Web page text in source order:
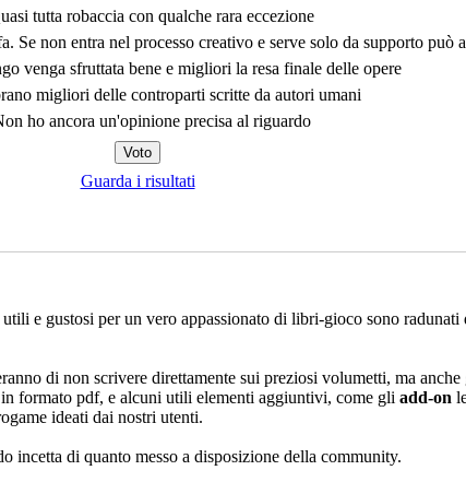
tutta robaccia con qualche rara eccezione
Se non entra nel processo creativo e serve solo da supporto può
venga sfruttata bene e migliori la resa finale delle opere
migliori delle controparti scritte da autori umani
ho ancora un'opinione precisa al riguardo
Guarda i risultati
e gustosi per un vero appassionato di libri-gioco sono
di non scrivere direttamente sui preziosi volumetti, ma
formato pdf, e alcuni utili elementi aggiuntivi, come gli add-on
ideati dai nostri utenti.
incetta di quanto messo a disposizione della community.